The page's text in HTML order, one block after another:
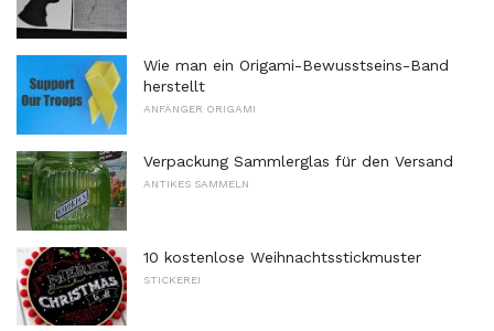
Wie man ein Origami-Bewusstseins-Band
herstellt
ANFÄNGER ORIGAMI
Verpackung Sammlerglas für den Versand
ANTIKES SAMMELN
10 kostenlose Weihnachtsstickmuster
STICKEREI